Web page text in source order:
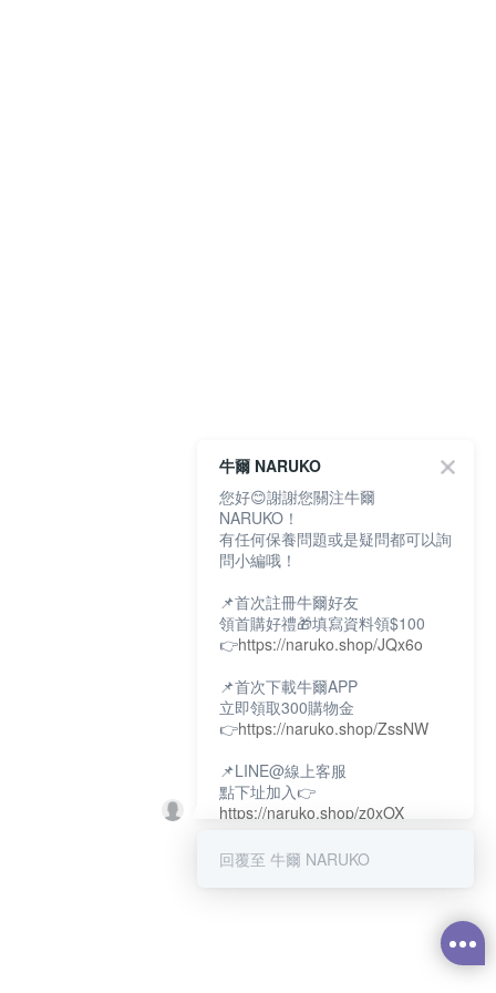
牛爾 NARUKO
您好😊謝謝您關注牛爾
NARUKO！
有任何保養問題或是疑問都可以詢
問小編哦！
📌首次註冊牛爾好友
領首購好禮🎁填寫資料領$100
👉https://naruko.shop/JQx6o
📌首次下載牛爾APP
立即領取300購物金
👉https://naruko.shop/ZssNW
📌LINE@線上客服
點下址加入👉
https://naruko.shop/z0xOX
📌電話客服：02-26581707
回覆至 牛爾 NARUKO